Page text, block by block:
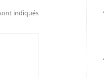
indiqués